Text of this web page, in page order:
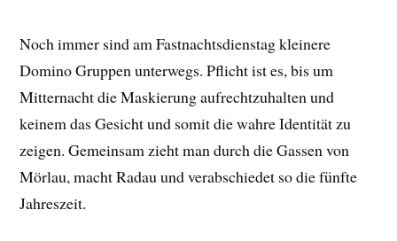
Noch immer sind am Fastnachtsdienstag kleinere
Domino Gruppen unterwegs. Pflicht ist es, bis um
Mitternacht die Maskierung aufrechtzuhalten und
keinem das Gesicht und somit die wahre Identität zu
zeigen. Gemeinsam zieht man durch die Gassen von
Mörlau, macht Radau und verabschiedet so die fünfte
Jahreszeit.